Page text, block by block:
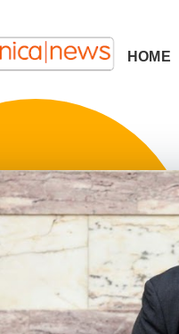
HOME